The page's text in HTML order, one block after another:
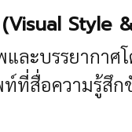
Style
ะบรรยากาศโ
ที่สื่อความรู้สึก